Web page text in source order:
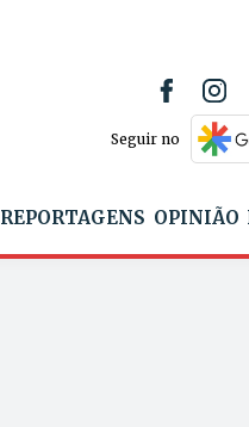
Seguir no
REPORTAGENS OPINIÃO